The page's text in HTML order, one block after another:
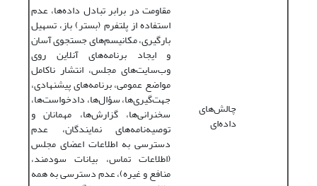
چالش‌های
داده‌ای
مقاومت در برابر تبادل داده‌ها، عدم
استفاده از پلتفرم (بستر) باز، تسهیل
بارگیری، مکانیسم‌های جستجوی آسان
و ایجاد برنامه‌های آنلاین روی
وب‌سایت‌های مجلس، انتشار ناکامل
مواضع عمومی، برنامه‌های پیشنهادی،
جهت‌گیری‌ها، سؤال‌ها، دادخواست‌ها،
سخنرانی‌ها، گزارش‌ها، مهمانان و
توصیه‌نامه‌های نمایندگان، عدم
دسترسی به اطلاعات اعضای مجلس
(اطلاعات تماس، بیانات سودمند،
منافع و غیره)، عدم دسترسی به همه